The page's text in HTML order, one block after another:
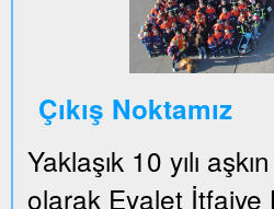
Çıkış Noktamız
Yaklaşık 10 yılı
olarak Eyalet